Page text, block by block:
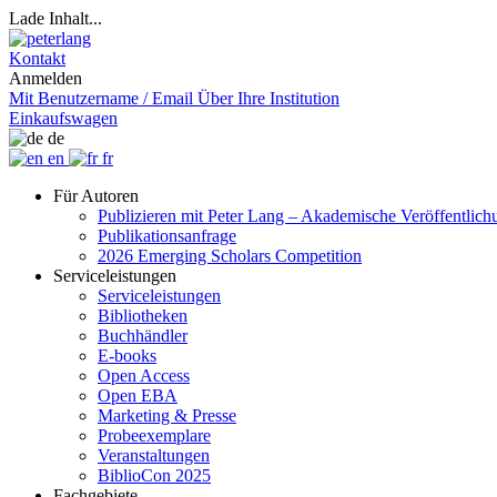
Lade Inhalt...
Kontakt
Anmelden
Mit Benutzername / Email Über Ihre Institution
Einkaufswagen
de
en
fr
Für Autoren
Publizieren mit Peter Lang – Akademische
Publikationsanfrage
2026 Emerging Scholars Competition
Serviceleistungen
Serviceleistungen
Bibliotheken
Buchhändler
E-books
Open Access
Open EBA
Marketing & Presse
Probeexemplare
Veranstaltungen
BiblioCon 2025